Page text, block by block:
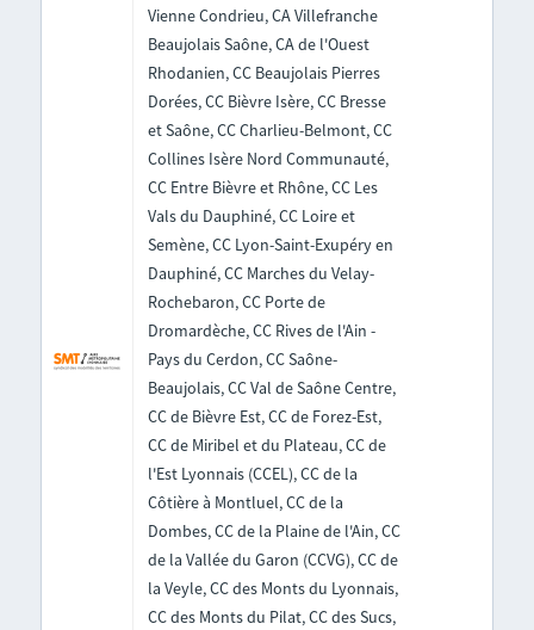
Vienne Condrieu, CA Villefranche
Beaujolais Saône, CA de l'Ouest
Rhodanien, CC Beaujolais Pierres
Dorées, CC Bièvre Isère, CC Bresse
et Saône, CC Charlieu-Belmont, CC
Collines Isère Nord Communauté,
CC Entre Bièvre et Rhône, CC Les
Vals du Dauphiné, CC Loire et
Semène, CC Lyon-Saint-Exupéry en
Dauphiné, CC Marches du Velay-
Rochebaron, CC Porte de
Dromardèche, CC Rives de l'Ain -
Pays du Cerdon, CC Saône-
Beaujolais, CC Val de Saône Centre,
CC de Bièvre Est, CC de Forez-Est,
CC de Miribel et du Plateau, CC de
l'Est Lyonnais (CCEL), CC de la
Côtière à Montluel, CC de la
Dombes, CC de la Plaine de l'Ain, CC
de la Vallée du Garon (CCVG), CC de
la Veyle, CC des Monts du Lyonnais,
CC des Monts du Pilat, CC des Sucs,